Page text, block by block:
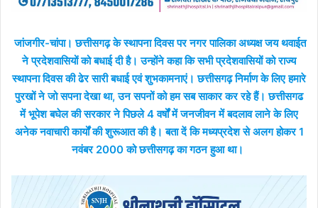
जांजगीर-चांपा। छत्तीसगढ़ के स्थापना दिवस पर नगर पालिका अध्यक्ष जय थवाईत
ने प्रदेशवासियों को बधाई दी है। उन्होंने कहा कि सभी प्रदेशवासियों को राज्य
स्थापना दिवस की ढेर सारी बधाई एवं शुभकामनाएं। छत्तीसगढ़ निर्माण के लिए हमारे
पुरखों ने जो सपना देखा था, उन सपनों को हम सब साकार कर रहे हैं। छत्तीसगढ
में भूपेश बघेल की सरकार ने पिछले 4 वर्षों में जनजीवन में बदलाव लाने के लिए
अनेक नवाचारी कार्यों की शुरूआत की है। बता दें कि मध्यप्रदेश से अलग होकर 1
नवंबर 2000 को छत्तीसगढ़ का गठन हुआ था।